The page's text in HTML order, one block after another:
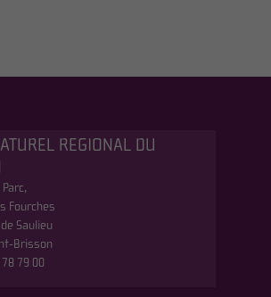
REGIONAL DU
Fourches
Saulieu
Brisson
79 00